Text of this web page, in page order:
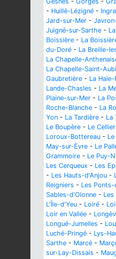
- Huillé-Lézigné -
Jard-sur-Mer -
Juigné-sur-Sarthe -
Boissière - La
du-Doré - La Breille-
La Chapelle-
La Chapelle-Saint-
Gaubretière - La
Lande-Chasles - La
Plaine-sur-Mer - La
Roche-Blanche - La
Yon - La Tardière - La
Le Boupère - Le Cellier
Loroux-Bottereau -
May-sur-Èvre - Le
Grammoire - Le Puy-
Les Cerqueux - Les
- Les Hauts-d'Anjou -
Reigniers - Les Ponts-
Sables-d'Olonne - Les
L'Île-d'Yeu - Loiré -
Loir en Vallée -
Longué-Jumelles -
Luché-Pringé - Lys-
Sarthe - Marcé -
sur-Lay-Dissais -